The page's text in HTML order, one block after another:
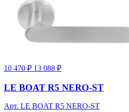
10 470 ₽ 13 088 ₽
LE BOAT R5 NERO-ST
Арт. LE BOAT R5 NERO-ST